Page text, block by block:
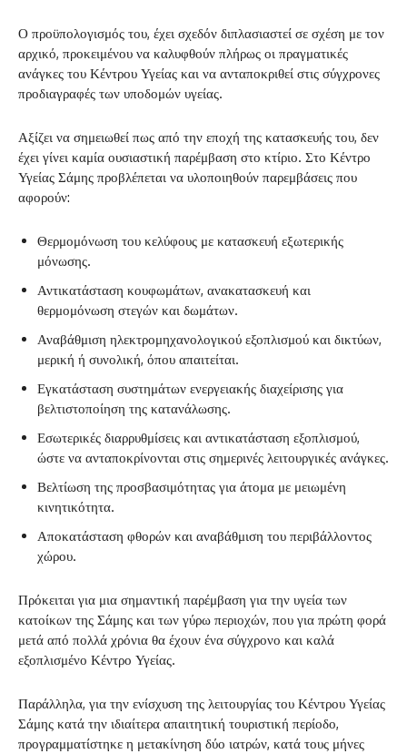
Ο προϋπολογισμός του, έχει σχεδόν διπλασιαστεί σε σχέση με τον
αρχικό, προκειμένου να καλυφθούν πλήρως οι πραγματικές
ανάγκες του Κέντρου Υγείας και να ανταποκριθεί στις σύγχρονες
προδιαγραφές των υποδομών υγείας.
Αξίζει να σημειωθεί πως από την εποχή της κατασκευής του, δεν
έχει γίνει καμία ουσιαστική παρέμβαση στο κτίριο. Στο Κέντρο
Υγείας Σάμης προβλέπεται να υλοποιηθούν παρεμβάσεις που
αφορούν:
Θερμομόνωση του κελύφους με κατασκευή εξωτερικής
μόνωσης.
Αντικατάσταση κουφωμάτων, ανακατασκευή και
θερμομόνωση στεγών και δωμάτων.
Αναβάθμιση ηλεκτρομηχανολογικού εξοπλισμού και δικτύων,
μερική ή συνολική, όπου απαιτείται.
Εγκατάσταση συστημάτων ενεργειακής διαχείρισης για
βελτιστοποίηση της κατανάλωσης.
Εσωτερικές διαρρυθμίσεις και αντικατάσταση εξοπλισμού,
ώστε να ανταποκρίνονται στις σημερινές λειτουργικές ανάγκες.
Βελτίωση της προσβασιμότητας για άτομα με μειωμένη
κινητικότητα.
Αποκατάσταση φθορών και αναβάθμιση του περιβάλλοντος
χώρου.
Πρόκειται για μια σημαντική παρέμβαση για την υγεία των
κατοίκων της Σάμης και των γύρω περιοχών, που για πρώτη φορά
μετά από πολλά χρόνια θα έχουν ένα σύγχρονο και καλά
εξοπλισμένο Κέντρο Υγείας.
Παράλληλα, για την ενίσχυση της λειτουργίας του Κέντρου Υγείας
Σάμης κατά την ιδιαίτερα απαιτητική τουριστική περίοδο,
προγραμματίστηκε η μετακίνηση δύο ιατρών, κατά τους μήνες